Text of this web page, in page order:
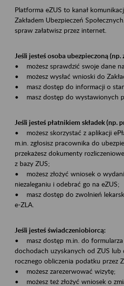
Platforma eZUS to kanał
Zakładem Ubezpieczeń
spraw załatwisz przez internet.
Jeśli jesteś osoba ubezpieczoną
• możesz sprawdzić swoje dane
• możesz wysłać wnioski do
• masz dostęp do informacji o
• masz dostęp do wystawionych
Jeśli jesteś płatnikiem składek (np.
• możesz skorzystać z aplikacji
m.in. zgłosisz pracownika do
przekażesz dokumenty
z bazy ZUS;
• możesz złożyć wniosek o
niezaleganiu i odebrać go na eZUS;
• masz dostęp do zwolnień
e-ZLA.
Jeśli jesteś świadczeniobiorcą:
• masz dostęp m.in. do
dochodach uzyskanych od ZUS lub
rocznego obliczenia podatku przez
• możesz zarezerwować wizytę;
• możesz też złożyć wniosek o